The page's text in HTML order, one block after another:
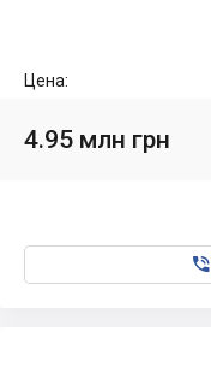
Цена:
4.95 млн грн
